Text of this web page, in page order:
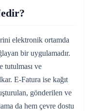
elektronik ortamda
bir uygulamadır.
tutulması ve
E-Fatura ise kağıt
gönderilen ve
da hem çevre dostu